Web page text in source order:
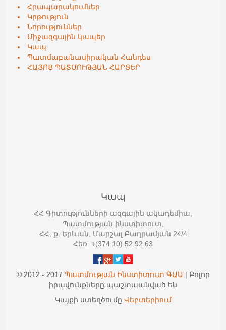
Հրապարակումներ
Կրթություն
Նորություններ
Միջազգային կապեր
Կապ
Պատմաբանասիրական Հանդես
ՀԱՅՈՑ ՊԱՏՄՈՒԹՅԱՆ ՀԱՐՑԵՐ
Կապ
ՀՀ Գիտությունների ազգային ակադեմիա,
Պատմության ինստիտուտ,
ՀՀ, ք. Երևան, Մարշալ Բաղրամյան 24/4
Հեռ. +(374 10) 52 92 63
© 2012 - 2017 Պատմության Ինստիտուտ ԳԱԱ | Բոլոր
իրավունքները պաշտպանված են
Կայքի ստեղծումը Վեբտերիում